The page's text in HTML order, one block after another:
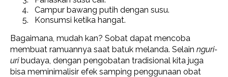
Campur bawang putih dengan susu.
Konsumsi ketika hangat.
Bagaimana, mudah kan? Sobat dapat mencoba
membuat ramuannya saat batuk melanda. Selain nguri-
uribudaya, dengan pengobatan tradisional kita juga
bisa meminimalisir efek samping penggunaan obat